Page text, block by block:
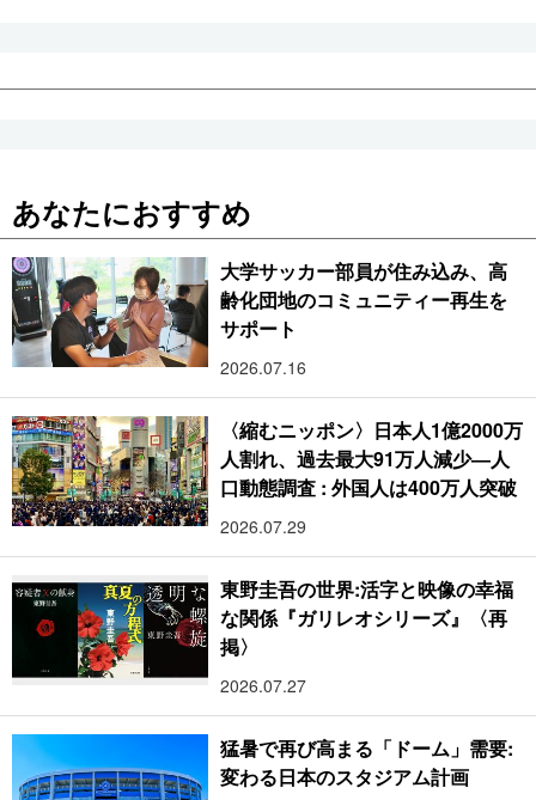
あなたにおすすめ
大学サッカー部員が住み込み、高
齢化団地のコミュニティー再生を
サポート
2026.07.16
〈縮むニッポン〉日本人1億2000万
人割れ、過去最大91万人減少―人
口動態調査 : 外国人は400万人突破
2026.07.29
東野圭吾の世界:活字と映像の幸福
な関係『ガリレオシリーズ』〈再
掲〉
2026.07.27
猛暑で再び高まる「ドーム」需要:
変わる日本のスタジアム計画